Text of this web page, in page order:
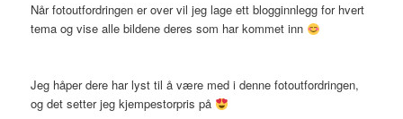
Når fotoutfordringen er over vil jeg lage ett blogginnlegg for hvert
tema og vise alle bildene deres som har kommet inn
Jeg håper dere har lyst til å være med i denne fotoutfordringen,
og det setter jeg kjempestorpris på